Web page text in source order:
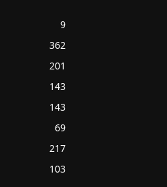
9
362
201
143
143
69
217
103